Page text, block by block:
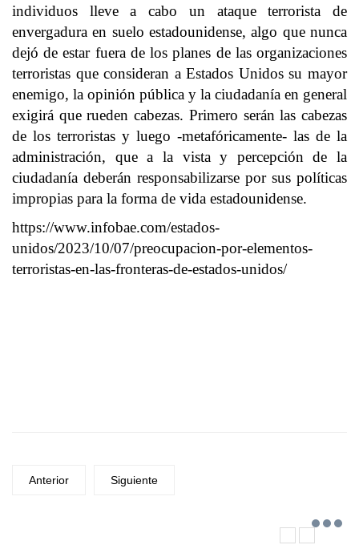
individuos lleve a cabo un ataque terrorista de
envergadura en suelo estadounidense, algo que nunca
dejó de estar fuera de los planes de las organizaciones
terroristas que consideran a Estados Unidos su mayor
enemigo, la opinión pública y la ciudadanía en general
exigirá que rueden cabezas. Primero serán las cabezas
de los terroristas y luego -metafóricamente- las de la
administración, que a la vista y percepción de la
ciudadanía deberán responsabilizarse por sus políticas
impropias para la forma de vida estadounidense.
https://www.infobae.com/estados-
unidos/2023/10/07/preocupacion-por-elementos-
terroristas-en-las-fronteras-de-estados-unidos/
Anterior Siguiente